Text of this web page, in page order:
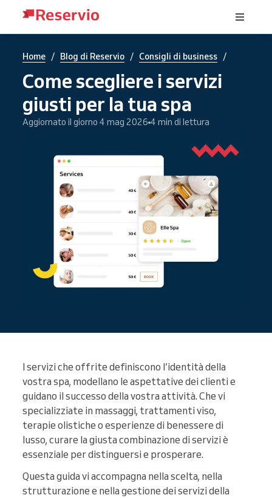
Home / Blog di Reservio / Consigli di business /
Come scegliere i servizi
giusti per la tua spa
Aggiornato il giorno 4 mag 2026 4 min di lettura
I servizi che offrite definiscono l’identità della
vostra spa, modellano le aspettative dei clienti e
guidano il successo della vostra attività. Che vi
specializziate in massaggi, trattamenti viso,
terapie olistiche o esperienze di benessere di
lusso, curare la giusta combinazione di servizi è
essenziale per distinguersi e prosperare.
Questa guida vi accompagna nella scelta, nella
strutturazione e nella gestione dei servizi della